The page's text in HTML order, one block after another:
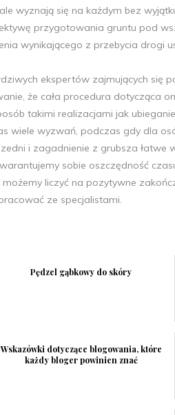
wyznają się na każdym bez
przygotowania gruntu pod
wynikającego z przebycia drogi
ekspertów zajmujących się
że cała procedura dotycząca
takimi realizacjami jak
wiele wyzwań, podczas gdy dla
i zagadnienie z grubsza łatwe
sobie oszczędność
możemy liczyć na pozytywne
ze specjalistami.
Pędzel gąbkowy do skóry
Wskazówki dotyczące blogowania, które
każdy bloger powinien znać